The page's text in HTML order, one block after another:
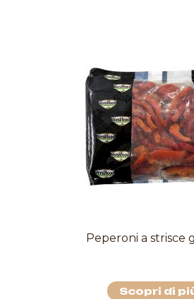
Peperoni a strisce
Scopri di